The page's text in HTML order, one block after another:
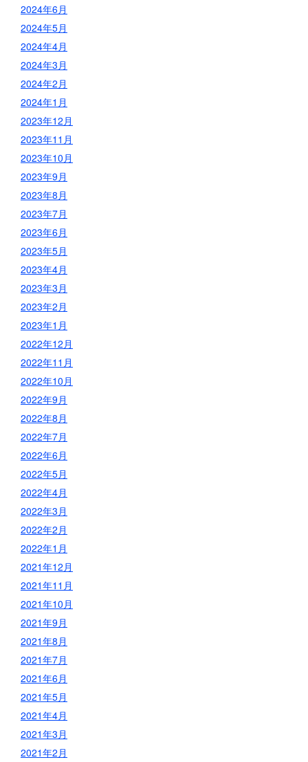
2024年6月
2024年5月
2024年4月
2024年3月
2024年2月
2024年1月
2023年12月
2023年11月
2023年10月
2023年9月
2023年8月
2023年7月
2023年6月
2023年5月
2023年4月
2023年3月
2023年2月
2023年1月
2022年12月
2022年11月
2022年10月
2022年9月
2022年8月
2022年7月
2022年6月
2022年5月
2022年4月
2022年3月
2022年2月
2022年1月
2021年12月
2021年11月
2021年10月
2021年9月
2021年8月
2021年7月
2021年6月
2021年5月
2021年4月
2021年3月
2021年2月